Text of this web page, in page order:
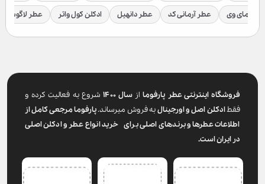
عطر مای وی عطر آرمانی کد عطر دانهیل ادکلن کول واتر عطر لاگوست
فروشگاه اینترنتی عطر پارفوما از سال ۱۴۰۰
شروع به فعالیت کرده و
فقطادکلن اصل و اورجینالبه فروش میرساند.پارفومامرجعی کامل از
اطلاعات عطرها و برندهای اصلی برای خرید انواع عطر و ادکلن اصلی
در ایران است.